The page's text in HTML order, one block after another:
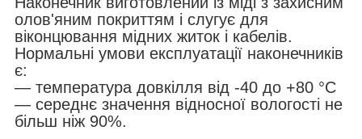
олов'яним покриттям і слугує для
віконцювання мідних житок і кабелів.
Нормальні умови експлуатації наконечників
є:
— температура довкілля від -40 до +80 °C
— середнє значення відносної вологості не
більш ніж 90%.